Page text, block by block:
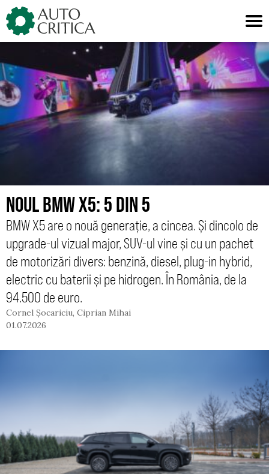
Skip
to
content
NOUL BMW X5: 5 DIN 5
BMW X5 are o nouă generație, a cincea. Și dincolo de
upgrade-ul vizual major, SUV-ul vine și cu un pachet
de motorizări divers: benzină, diesel, plug-in hybrid,
electric cu baterii și pe hidrogen. În România, de la
94.500 de euro.
Cornel Șocariciu, Ciprian Mihai
01.07.2026